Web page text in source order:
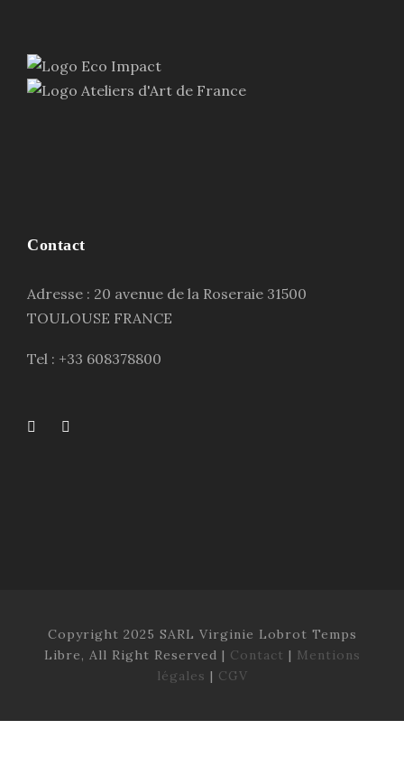
Contact
Adresse : 20 avenue de la Roseraie 31500
TOULOUSE FRANCE
Tel : +33 608378800
Copyright 2025 SARL Virginie Lobrot Temps
Libre, All Right Reserved | Contact | Mentions
légales | CGV